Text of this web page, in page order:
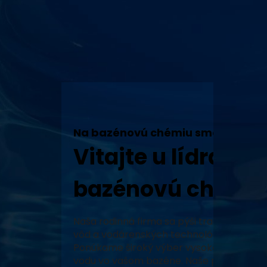
Na bazénovú chémiu sme tu my!
Vitajte u lídra v
bazénovú chémiu!
Naša rodinná firma sa pýši tradíciou,
vôd a vodárenských technológií a
Ponúkame široký výber vysoko
vodu vo vašom bazéne. Naše produkty,